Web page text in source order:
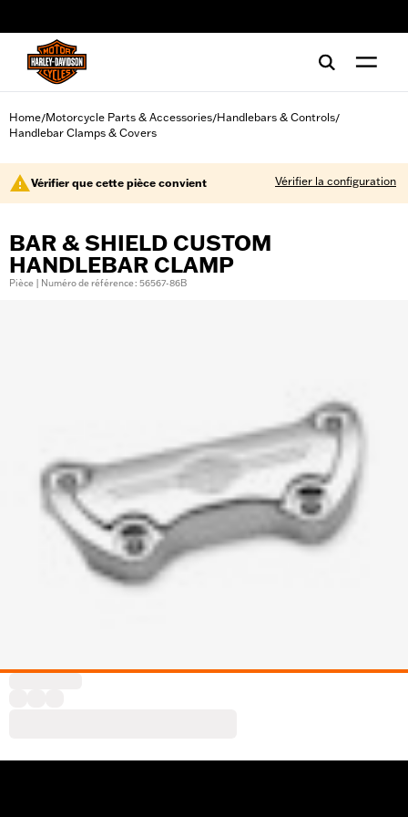
Home/Motorcycle Parts & Accessories/Handlebars & Controls/
Handlebar Clamps & Covers
Vérifier que cette pièce convient Vérifier la configuration
BAR & SHIELD CUSTOM
HANDLEBAR CLAMP
Pièce | Numéro de référence : 56567-86B